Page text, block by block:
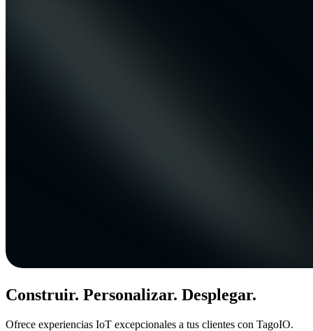
Construir. Personalizar. Desplegar.
Ofrece experiencias IoT excepcionales a tus clientes con TagoIO.